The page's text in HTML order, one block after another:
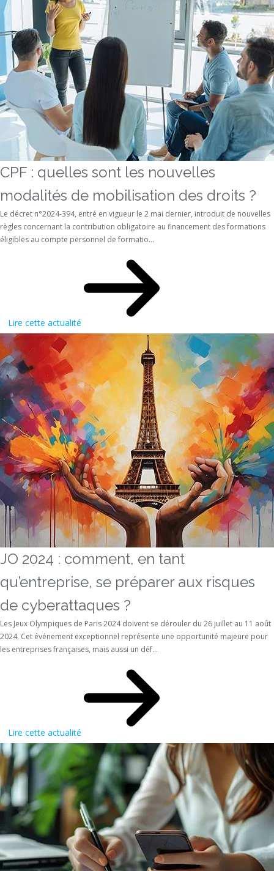
CPF : quelles sont les nouvelles
modalités de mobilisation des droits ?
Le décret n°2024-394, entré en vigueur le 2 mai dernier, introduit de nouvelles
règles concernant la contribution obligatoire au financement des formations
éligibles au compte personnel de formatio...
Lire cette actualité
JO 2024 : comment, en tant
qu’entreprise, se préparer aux risques
de cyberattaques ?
Les Jeux Olympiques de Paris 2024 doivent se dérouler du 26 juillet au 11 août
2024. Cet événement exceptionnel représente une opportunité majeure pour
les entreprises françaises, mais aussi un déf...
Lire cette actualité